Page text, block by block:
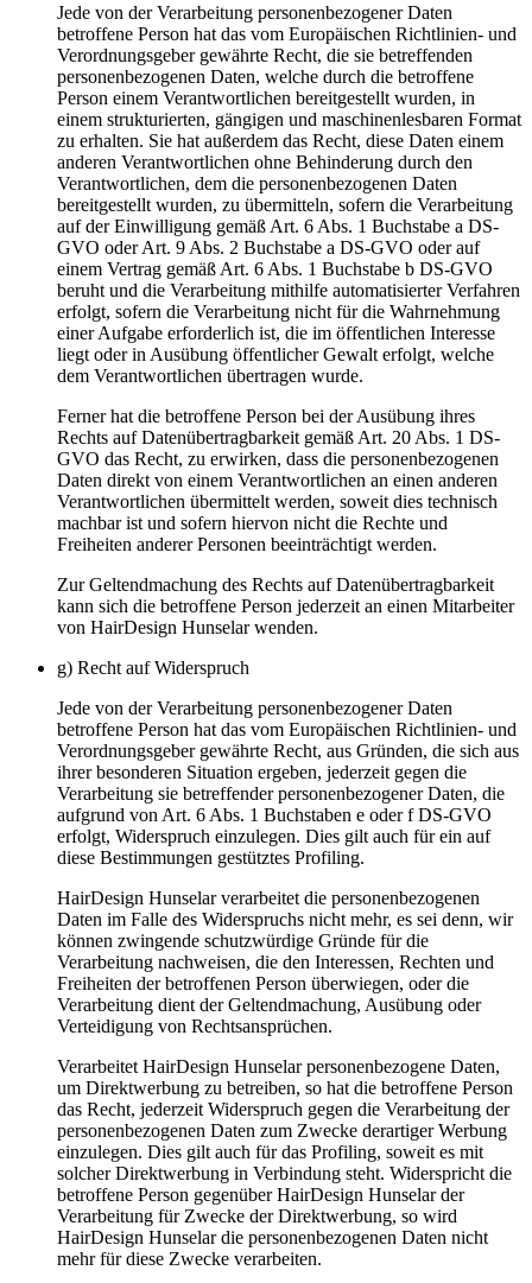
Jede von der Verarbeitung personenbezogener Daten
betroffene Person hat das vom Europäischen Richtlinien- und
Verordnungsgeber gewährte Recht, die sie betreffenden
personenbezogenen Daten, welche durch die betroffene
Person einem Verantwortlichen bereitgestellt wurden, in
einem strukturierten, gängigen und maschinenlesbaren Format
zu erhalten. Sie hat außerdem das Recht, diese Daten einem
anderen Verantwortlichen ohne Behinderung durch den
Verantwortlichen, dem die personenbezogenen Daten
bereitgestellt wurden, zu übermitteln, sofern die Verarbeitung
auf der Einwilligung gemäß Art. 6 Abs. 1 Buchstabe a DS-
GVO oder Art. 9 Abs. 2 Buchstabe a DS-GVO oder auf
einem Vertrag gemäß Art. 6 Abs. 1 Buchstabe b DS-GVO
beruht und die Verarbeitung mithilfe automatisierter Verfahren
erfolgt, sofern die Verarbeitung nicht für die Wahrnehmung
einer Aufgabe erforderlich ist, die im öffentlichen Interesse
liegt oder in Ausübung öffentlicher Gewalt erfolgt, welche
dem Verantwortlichen übertragen wurde.
Ferner hat die betroffene Person bei der Ausübung ihres
Rechts auf Datenübertragbarkeit gemäß Art. 20 Abs. 1 DS-
GVO das Recht, zu erwirken, dass die personenbezogenen
Daten direkt von einem Verantwortlichen an einen anderen
Verantwortlichen übermittelt werden, soweit dies technisch
machbar ist und sofern hiervon nicht die Rechte und
Freiheiten anderer Personen beeinträchtigt werden.
Zur Geltendmachung des Rechts auf Datenübertragbarkeit
kann sich die betroffene Person jederzeit an einen Mitarbeiter
von HairDesign Hunselar wenden.
g) Recht auf Widerspruch
Jede von der Verarbeitung personenbezogener Daten
betroffene Person hat das vom Europäischen Richtlinien- und
Verordnungsgeber gewährte Recht, aus Gründen, die sich aus
ihrer besonderen Situation ergeben, jederzeit gegen die
Verarbeitung sie betreffender personenbezogener Daten, die
aufgrund von Art. 6 Abs. 1 Buchstaben e oder f DS-GVO
erfolgt, Widerspruch einzulegen. Dies gilt auch für ein auf
diese Bestimmungen gestütztes Profiling.
HairDesign Hunselar verarbeitet die personenbezogenen
Daten im Falle des Widerspruchs nicht mehr, es sei denn, wir
können zwingende schutzwürdige Gründe für die
Verarbeitung nachweisen, die den Interessen, Rechten und
Freiheiten der betroffenen Person überwiegen, oder die
Verarbeitung dient der Geltendmachung, Ausübung oder
Verteidigung von Rechtsansprüchen.
Verarbeitet HairDesign Hunselar personenbezogene Daten,
um Direktwerbung zu betreiben, so hat die betroffene Person
das Recht, jederzeit Widerspruch gegen die Verarbeitung der
personenbezogenen Daten zum Zwecke derartiger Werbung
einzulegen. Dies gilt auch für das Profiling, soweit es mit
solcher Direktwerbung in Verbindung steht. Widerspricht die
betroffene Person gegenüber HairDesign Hunselar der
Verarbeitung für Zwecke der Direktwerbung, so wird
HairDesign Hunselar die personenbezogenen Daten nicht
mehr für diese Zwecke verarbeiten.